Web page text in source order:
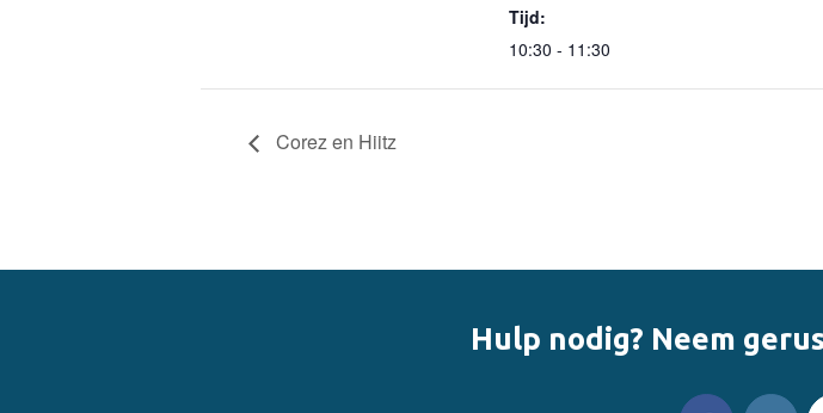
Tijd:
10:30 - 11:30
Corez en Hiitz
Hulp nodig? Neem